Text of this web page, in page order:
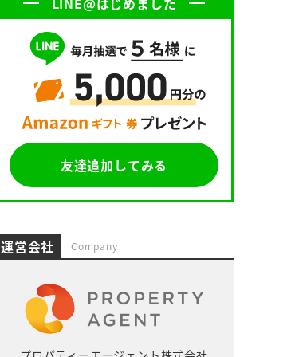
友達追加してみる
運営会社 Company